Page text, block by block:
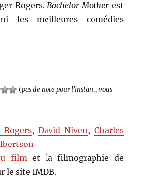
Rogers.Bachelor Mother est
les meilleures comédies
(pas de note pour l'instant, vous
Rogers,David Niven, Charles
filmet la filmographie de
le site IMDB.